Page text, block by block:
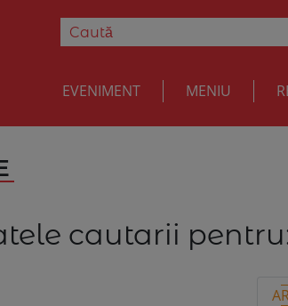
EVENIMENT MENIU
cautarii